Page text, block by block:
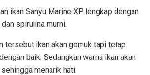
ikan Sanyu Marine XP lengkap dengan
spirulina murni.
tersebut ikan akan gemuk tapi tetap
baik. Sedangkan warna ikan akan
menarik hati.